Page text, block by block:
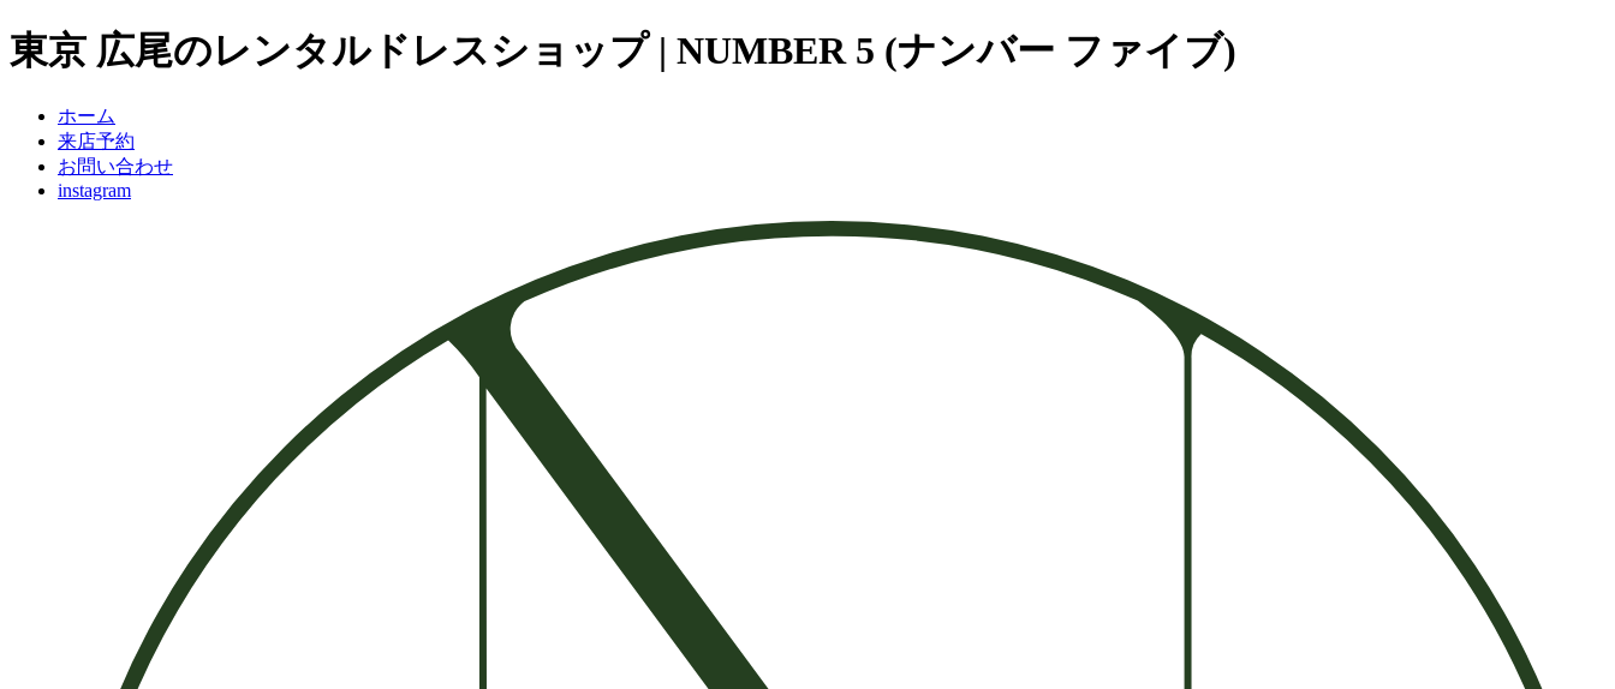
東京 広尾のレンタルドレスショップ | NUMBER 5 (ナンバー ファイブ)
ホーム
来店予約
お問い合わせ
instagram